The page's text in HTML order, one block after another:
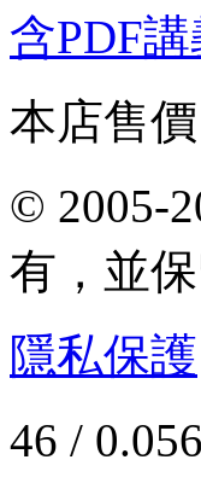
含PDF
本店售價
© 2005-
有，並保
隱私保護
46 /